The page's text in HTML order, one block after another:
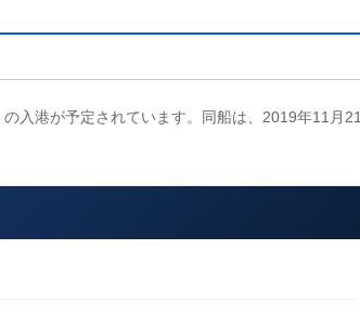
入港が予定されています。同船は、2019年11月21